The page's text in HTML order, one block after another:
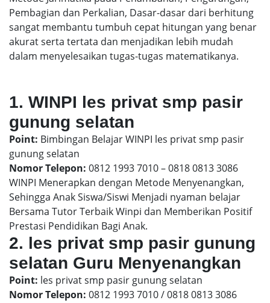
Pembagian dan Perkalian, Dasar-dasar dari berhitung
sangat membantu tumbuh cepat hitungan yang benar
akurat serta tertata dan menjadikan lebih mudah
dalam menyelesaikan tugas-tugas matematikanya.
1. WINPI les privat smp pasir
gunung selatan
Point: Bimbingan Belajar WINPI les privat smp pasir
gunung selatan
Nomor Telepon: 0812 1993 7010 – 0818 0813 3086
WINPI Menerapkan dengan Metode Menyenangkan,
Sehingga Anak Siswa/Siswi Menjadi nyaman belajar
Bersama Tutor Terbaik Winpi dan Memberikan Positif
Prestasi Pendidikan Bagi Anak.
2. les privat smp pasir gunung
selatan Guru Menyenangkan
Point: les privat smp pasir gunung selatan
Nomor Telepon: 0812 1993 7010 / 0818 0813 3086